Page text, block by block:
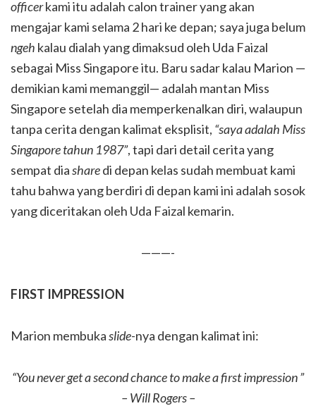
officerkami itu adalah calon trainer yang akan
mengajar kami selama 2 hari ke depan; saya juga belum
ngeh kalau dialah yang dimaksud oleh Uda Faizal
sebagai Miss Singapore itu. Baru sadar kalau Marion —
demikian kami memanggil— adalah mantan Miss
Singapore setelah dia memperkenalkan diri, walaupun
tanpa cerita dengan kalimat eksplisit, “saya adalah Miss
Singapore tahun 1987”, tapi dari detail cerita yang
sempat diasharedi depan kelas sudah membuat kami
tahu bahwa yang berdiri di depan kami ini adalah sosok
yang diceritakan oleh Uda Faizal kemarin.
———-
FIRST IMPRESSION
Marion membukaslide-nya dengan kalimat ini:
“You never get a second chance to make a first impression ”
– Will Rogers –